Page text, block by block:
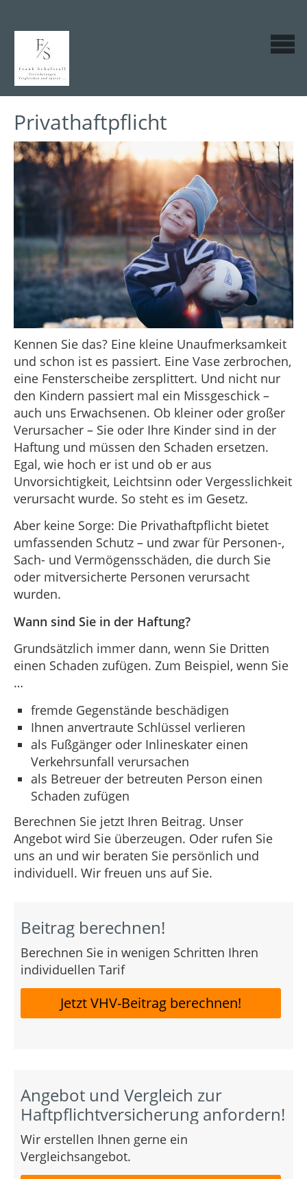
Privathaftpflicht
Kennen Sie das? Eine kleine Unaufmerksamkeit
und schon ist es passiert. Eine Vase zerbrochen,
eine Fensterscheibe zersplittert. Und nicht nur
den Kindern passiert mal ein Missgeschick –
auch uns Erwachsenen. Ob kleiner oder großer
Verursacher – Sie oder Ihre Kinder sind in der
Haftung und müssen den Schaden ersetzen.
Egal, wie hoch er ist und ob er aus
Unvorsichtigkeit, Leichtsinn oder Vergesslichkeit
verursacht wurde. So steht es im Gesetz.
Aber keine Sorge: Die Privathaftpflicht bietet
umfassenden Schutz – und zwar für Personen-,
Sach- und Vermögensschäden, die durch Sie
oder mitversicherte Personen verursacht
wurden.
Wann sind Sie in der Haftung?
Grundsätzlich immer dann, wenn Sie Dritten
einen Schaden zufügen. Zum Beispiel, wenn Sie
…
fremde Gegenstände beschädigen
Ihnen anvertraute Schlüssel verlieren
als Fußgänger oder Inlineskater einen
Verkehrsunfall verursachen
als Betreuer der betreuten Person einen
Schaden zufügen
Berechnen Sie jetzt Ihren Beitrag. Unser
Angebot wird Sie überzeugen. Oder rufen Sie
uns an und wir beraten Sie persönlich und
individuell. Wir freuen uns auf Sie.
Beitrag berechnen!
Berechnen Sie in wenigen Schritten Ihren
individuellen Tarif
Jetzt VHV-Beitrag berechnen!
Angebot und Vergleich zur
Haftpflichtversicherung anfordern!
Wir erstellen Ihnen gerne ein
Vergleichsangebot.